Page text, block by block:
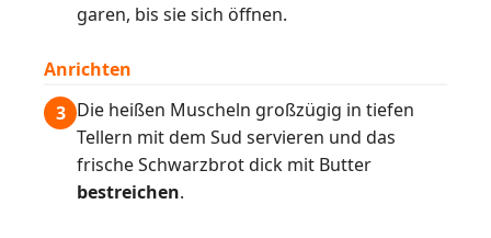
garen, bis sie sich öffnen.
Anrichten
3 Die heißen Muscheln großzügig in tiefen
Tellern mit dem Sud servieren und das
frische Schwarzbrot dick mit Butter
bestreichen.